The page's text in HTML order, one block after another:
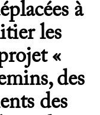
à
les
«
des
des